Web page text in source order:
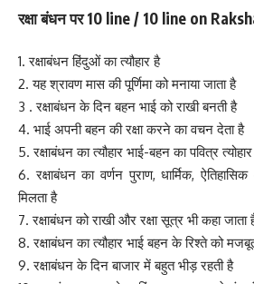
रक्षा बंधन पर 10 line / 10 line on
1. रक्षाबंधन हिंदुओं का त्यौहार है
2. यह श्रावण मास की पूर्णिमा को मनाया जाता है
3 . रक्षाबंधन के दिन बहन भाई को राखी बनती है
4. भाई अपनी बहन की रक्षा करने का वचन देता है
5. रक्षाबंधन का त्यौहार भाई-बहन का पवित्र
6. रक्षाबंधन का वर्णन पुराण, धार्मिक,
मिलता है
7. रक्षाबंधन को राखी और रक्षा सूत्र भी कहा जाता
8. रक्षाबंधन का त्यौहार भाई बहन के रिश्ते को
9. रक्षाबंधन के दिन बाजार में बहुत भीड़ रहती है